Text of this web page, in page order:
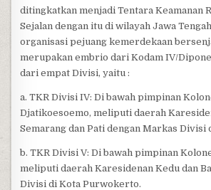
ditingkatkan menjadi Tentara Keamanan
Sejalan dengan itu di wilayah Jawa
organisasi pejuang kemerdekaan
merupakan embrio dari Kodam IV/
dari empat Divisi, yaitu :
a. TKR Divisi IV: Di bawah pimpinan
Djatikoesoemo, meliputi daerah
Semarang dan Pati dengan Markas Divisi
b. TKR Divisi V: Di bawah pimpinan
meliputi daerah Karesidenan Kedu dan
Divisi di Kota Purwokerto.